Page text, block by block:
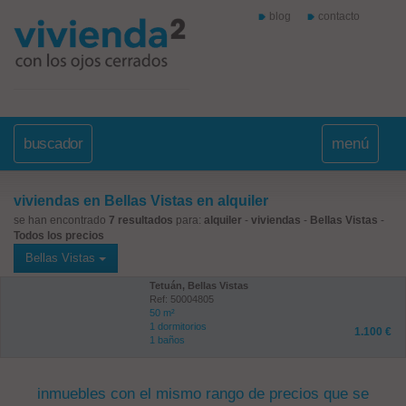
blog contacto
buscador menú
viviendas en Bellas Vistas en alquiler
se han encontrado 7 resultados para: alquiler - viviendas - Bellas Vistas -
Todos los precios
Bellas Vistas
Tetuán, Bellas Vistas
Ref: 50004805
50 m²
1 dormitorios
1 baños
1.100 €
inmuebles con el mismo rango de precios que se